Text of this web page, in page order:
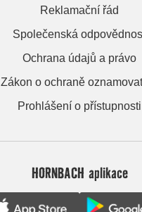
Reklamační řád
Společenská
Ochrana údajů a právo
Zákon o ochraně
Prohlášení o přístupnosti
HORNBACH aplikace